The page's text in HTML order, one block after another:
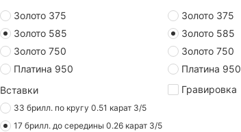
Золото 375
Золото 585
Золото 750
Платина 950
Вставки
33 брилл. по кругу 0.51 карат 3/5
17 брилл. до середины 0.26 карат 3/5
Золото 375
Золото 585
Золото 750
Платина 950
Гравировка